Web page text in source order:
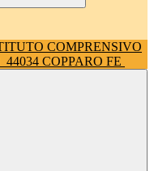
COMPRENSIVO
44034 COPPARO FE